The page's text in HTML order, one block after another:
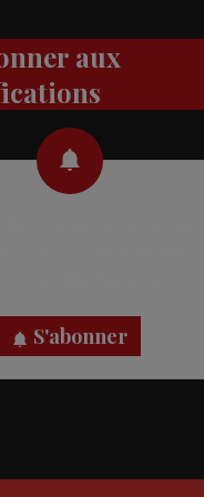
aux
S'abonner